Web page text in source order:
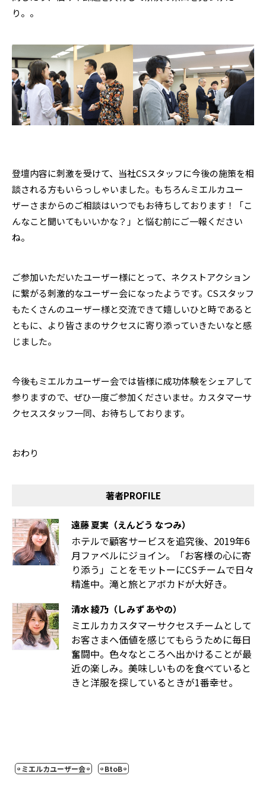
り。。
登壇内容に刺激を受けて、当社CSスタッフに今後の施策を相
談される方もいらっしゃいました。もちろんミエルカユー
ザーさまからのご相談はいつでもお待ちしております！「こ
んなこと聞いてもいいかな？」と悩む前にご一報ください
ね。
ご参加いただいたユーザー様にとって、ネクストアクション
に繋がる刺激的なユーザー会になったようです。CSスタッフ
もたくさんのユーザー様と交流できて嬉しいひと時であると
ともに、より皆さまのサクセスに寄り添っていきたいなと感
じました。
今後もミエルカユーザー会では皆様に成功体験をシェアして
参りますので、ぜひ一度ご参加くださいませ。カスタマーサ
クセススタッフ一同、お待ちしております。
おわり
著者PROFILE
遠藤 夏実（えんどう なつみ）
ホテルで顧客サービスを追究後、2019年6
月ファベルにジョイン。「お客様の心に寄
り添う」ことをモットーにCSチームで日々
精進中。滝と旅とアボカドが大好き。
清水 綾乃（しみず あやの）
ミエルカカスタマーサクセスチームとして
お客さまへ価値を感じてもらうために毎日
奮闘中。色々なところへ出かけることが最
近の楽しみ。美味しいものを食べていると
きと洋服を探しているときが1番幸せ。
ミエルカユーザー会 BtoB